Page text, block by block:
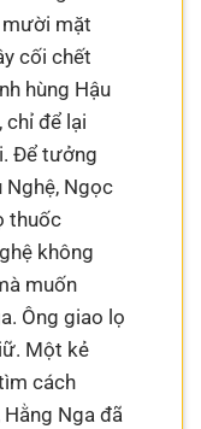
mặt
cối chết
hùng Hậu
chỉ để lại
Để tưởng
Ngọc
thuốc
không
muốn
Ông giao lọ
Một kẻ
cách
Nga đã